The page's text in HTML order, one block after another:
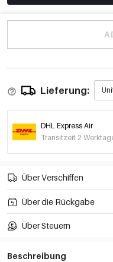
Lieferung:
DHL Express Air
Transitzeit 2
Über Verschiffen
Über die Rückgabe
Über Steuern
Beschreibung